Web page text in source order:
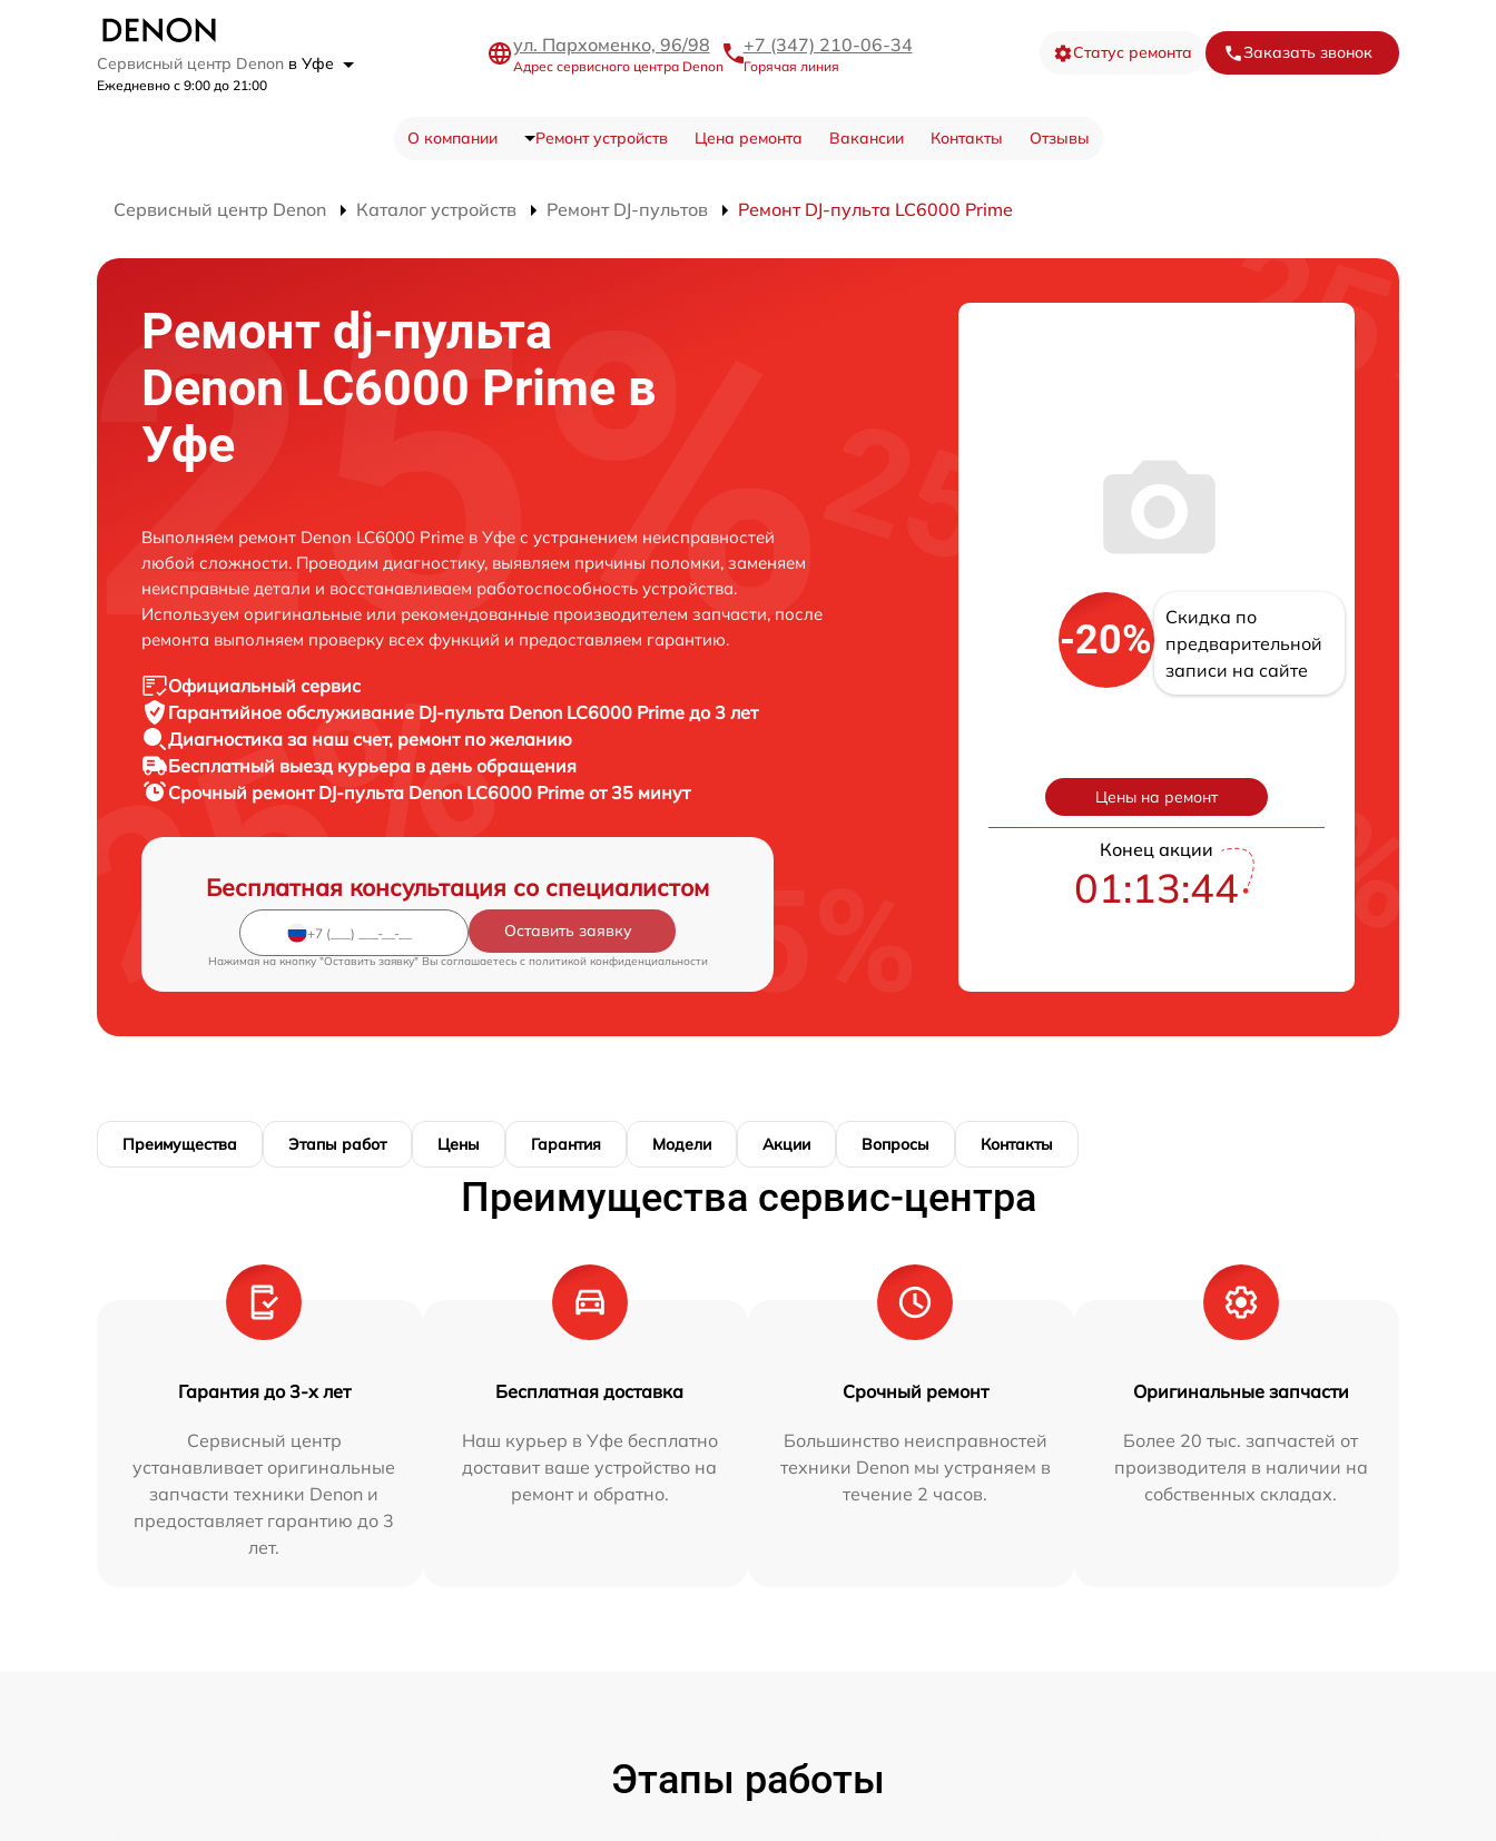
Сервисный центр Denon в Уфе
Ежедневно с 9:00 до 21:00
ул. Пархоменко, 96/98
Адрес сервисного центра Denon
+7 (347) 210-06-34
Горячая линия
Статус ремонта Заказать звонок
О компании Ремонт устройств Цена ремонта Вакансии Контакты Отзывы
Сервисный центр Denon Каталог устройств Ремонт DJ-пультов Ремонт DJ-пульта LC6000 Prime
Ремонт dj-пульта
Denon LC6000 Prime в
Уфе
Выполняем ремонт Denon LC6000 Prime в Уфе с устранением неисправностей
любой сложности. Проводим диагностику, выявляем причины поломки, заменяем
неисправные детали и восстанавливаем работоспособность устройства.
Используем оригинальные или рекомендованные производителем запчасти, после
ремонта выполняем проверку всех функций и предоставляем гарантию.
Официальный сервис
Гарантийное обслуживание DJ-пульта Denon LC6000 Prime до 3 лет
Диагностика за наш счет, ремонт по желанию
Бесплатный выезд курьера в день обращения
Срочный ремонт DJ-пульта Denon LC6000 Prime от 35 минут
Бесплатная консультация со специалистом
Оставить заявку
Нажимая на кнопку "Оставить заявку" Вы соглашаетесь c политикой конфиденциальности
-20%
Скидка по
предварительной
записи на сайте
Цены на ремонт
Конец акции
01:13:43
Преимущества Этапы работ Цены Гарантия Модели Акции Вопросы Контакты
Преимущества сервис-центра
Гарантия до 3-х лет
Сервисный центр
устанавливает оригинальные
запчасти техники Denon и
предоставляет гарантию до 3
лет.
Бесплатная доставка
Наш курьер в Уфе бесплатно
доставит ваше устройство на
ремонт и обратно.
Срочный ремонт
Большинство неисправностей
техники Denon мы устраняем в
течение 2 часов.
Оригинальные запчасти
Более 20 тыс. запчастей от
производителя в наличии на
собственных складах.
Этапы работы